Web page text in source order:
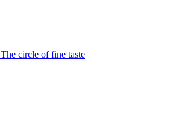
The circle of fine taste